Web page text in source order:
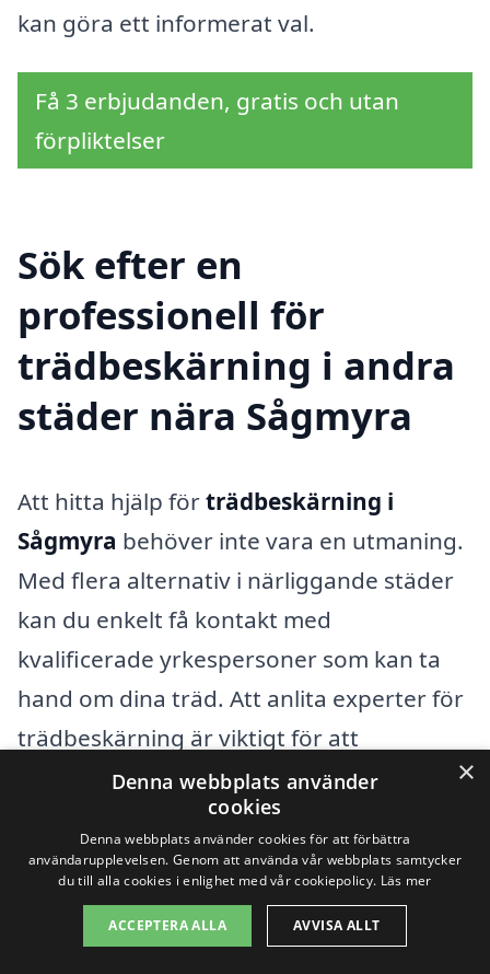
kan göra ett informerat val.
Få 3 erbjudanden, gratis och utan
förpliktelser
Sök efter en
professionell för
trädbeskärning i andra
städer nära Sågmyra
Att hitta hjälp förträdbeskärning i
Sågmyra behöver inte vara en utmaning.
Med flera alternativ i närliggande städer
kan du enkelt få kontakt med
kvalificerade yrkespersoner som kan ta
hand om dina träd. Att anlita experter för
trädbeskärning är viktigt för att
säkerställa att dina träd hålls friska och
växer optimalt. Genom vår plattform, xn--
trdbeskrning-pris-rqbf.se, kan du snabbt
få offerter från olika företag som
specialiserar sig på trädbeskärning i ditt
×
Denna webbplats använder
cookies
Denna webbplats använder cookies för att förbättra
användarupplevelsen. Genom att använda vår webbplats samtycker
du till alla cookies i enlighet med vår cookiepolicy. Läs mer
ACCEPTERA ALLA AVVISA ALLT